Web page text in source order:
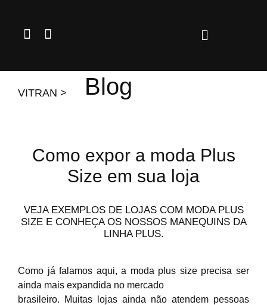
F
e
o
I
t
g
VITRAN > Blog
Como expor a moda Plus
Size em sua loja
VEJA EXEMPLOS DE LOJAS COM MODA PLUS
SIZE E CONHEÇA OS NOSSOS MANEQUINS DA
LINHA PLUS.
Como já falamos aqui, a moda plus size precisa ser
ainda mais expandida no mercado
brasileiro. Muitas lojas ainda não atendem pessoas